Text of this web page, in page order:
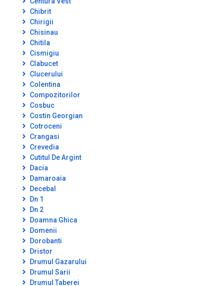
Chibrit
Chirigii
Chisinau
Chitila
Cismigiu
Clabucet
Clucerului
Colentina
Compozitorilor
Cosbuc
Costin Georgian
Cotroceni
Crangasi
Crevedia
Cutitul De Argint
Dacia
Damaroaia
Decebal
Dn 1
Dn 2
Doamna Ghica
Domenii
Dorobanti
Dristor
Drumul Gazarului
Drumul Sarii
Drumul Taberei